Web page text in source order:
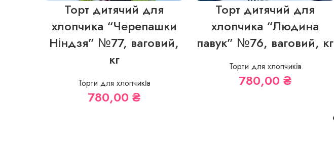
Торт дитячий для
хлопчика “Черепашки
Ніндзя” №77, ваговий,
кг
Торти для хлопчиків
780,00 ₴
Торт дитячий для
хлопчика “Людина
павук” №76, ваговий, кг
Торти для хлопчиків
780,00 ₴